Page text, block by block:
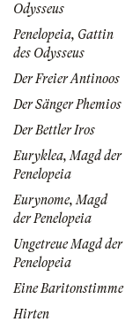
Odysseus
Penelopeia, Gattin
des Odysseus
Der Freier Antinoos
Der Sänger Phemios
Der Bettler Iros
Euryklea, Magd der
Penelopeia
Eurynome, Magd
der Penelopeia
Ungetreue Magd der
Penelopeia
Eine Baritonstimme
Hirten